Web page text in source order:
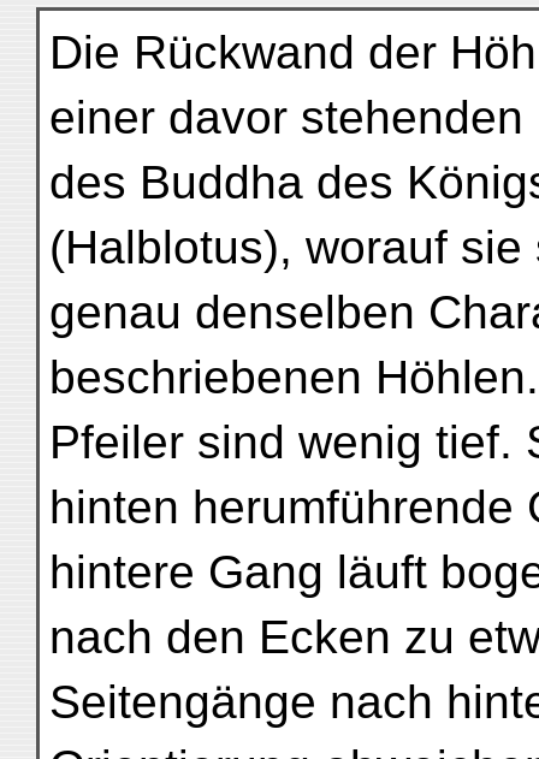
Die Rückwand der
einer davor
des Buddha des
(Halblotus), worauf
genau denselben
beschriebenen
Pfeiler sind wenig tief.
hinten herumführende
hintere Gang läuft
nach den Ecken zu
Seitengänge nach